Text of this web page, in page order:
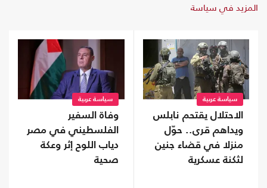
المزيد في سياسة
سياسة عربية
الاحتلال يقتحم نابلس
ويداهم قرى.. حوّل
منزلا في قضاء جنين
لثكنة عسكرية
سياسة عربية
وفاة السفير
الفلسطيني في مصر
دياب اللوح إثر وعكة
صحية